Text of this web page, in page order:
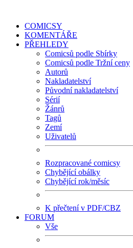
COMICSY
KOMENTÁŘE
PŘEHLEDY
Comicsů podle Sbírky
Comicsů podle Tržní ceny
Autorů
Nakladatelství
Původní nakladatelství
Sérií
Žánrů
Tagů
Zemí
Uživatelů
Rozpracované comicsy
Chybějící obálky
Chybějící rok/měsíc
K přečtení v PDF/CBZ
FORUM
Vše